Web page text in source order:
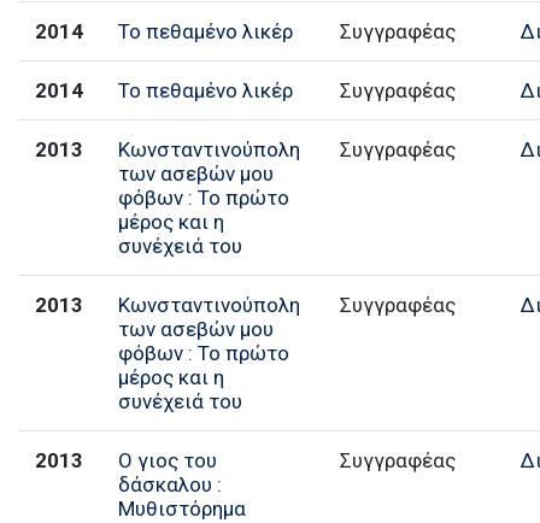
2014 Το πεθαμένο λικέρ Συγγραφέας
2014 Το πεθαμένο λικέρ Συγγραφέας
2013
Κωνσταντινούπολη
των ασεβών μου
φόβων : Το πρώτο
μέρος και η
συνέχειά του
Συγγραφέας
2013
Κωνσταντινούπολη
των ασεβών μου
φόβων : Το πρώτο
μέρος και η
συνέχειά του
Συγγραφέας
2013
Ο γιος του
δάσκαλου :
Μυθιστόρημα
Συγγραφέας